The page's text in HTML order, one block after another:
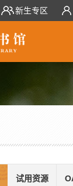
新生专区
试用资源